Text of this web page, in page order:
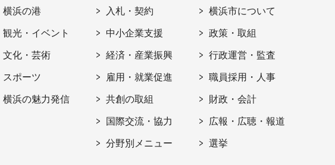
横浜の港
観光・イベント
文化・芸術
スポーツ
横浜の魅力発信
入札・契約
中小企業支援
経済・産業振興
雇用・就業促進
共創の取組
国際交流・協力
分野別メニュー
横浜市について
政策・取組
行政運営・監査
職員採用・人事
財政・会計
広報・広聴・報道
選挙